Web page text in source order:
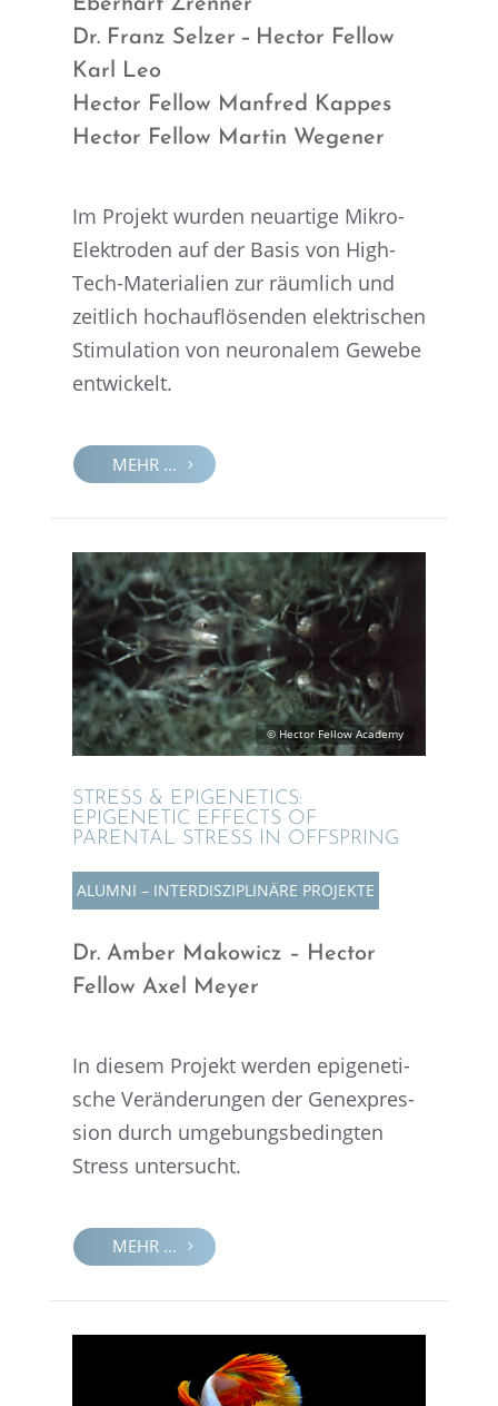
Eberhart Zrenner
Dr. Franz Selzer – Hector Fellow
Karl Leo
Hector Fellow Manfred Kappes
Hector Fellow Martin Wegener
Im Projekt wurden neuar­tige Mikro-
Elektro­den auf der Basis von High-
Tech-Materia­lien zur räumlich und
zeitlich hochauf­lö­sen­den elektri­schen
Stimu­la­tion von neuro­na­lem Gewebe
entwickelt.
MEHR ...
STRESS & EPIGE­NE­TICS:
EPIGE­NE­TIC EFFECTS OF
PAREN­TAL STRESS IN OFFSPRING
ALUMNI – INTER­DIS­ZI­PLI­NÄRE PROJEKTE
Dr. Amber Makowicz – Hector
Fellow Axel Meyer
In diesem Projekt werden epige­ne­ti­
sche Verän­de­run­gen der Genex­pres­
sion durch umgebungs­be­ding­ten
Stress untersucht.
MEHR ...
© Hector Fellow Academy